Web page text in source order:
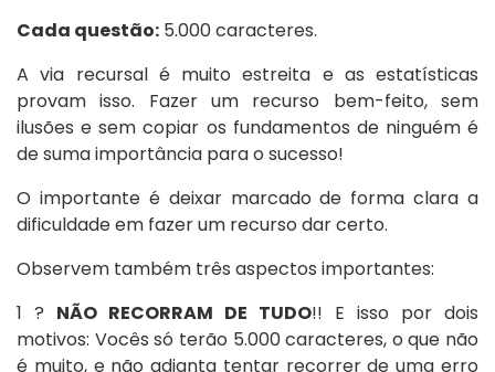
Cada questão: 5.000 caracteres.
A via recursal é muito estreita e as estatísticas
provam isso. Fazer um recurso bem-feito, sem
ilusões e sem copiar os fundamentos de ninguém é
de suma importância para o sucesso!
O importante é deixar marcado de forma clara a
dificuldade em fazer um recurso dar certo.
Observem também três aspectos importantes:
1 ? NÃO RECORRAM DE TUDO!! E isso por dois
motivos: Vocês só terão 5.000 caracteres, o que não
é muito, e não adianta tentar recorrer de uma erro